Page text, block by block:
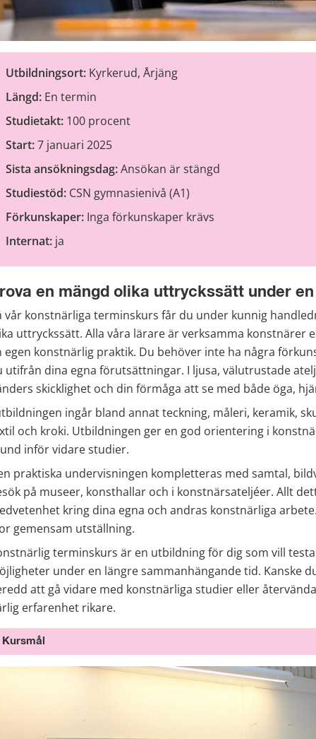
Utbildningsort: Kyrkerud, Årjäng
Längd: En termin
Studietakt: 100 procent
Start: 7 januari 2025
Sista ansökningsdag: Ansökan är stängd
Studiestöd: CSN gymnasienivå (A1)
Förkunskaper: Inga förkunskaper krävs
Internat: ja
en mängd olika uttryckssätt under
vår konstnärliga terminskurs får du under kunnig
uttryckssätt. Alla våra lärare är verksamma konstnärer
egen konstnärlig praktik. Du behöver inte ha några
utifrån dina egna förutsättningar. I ljusa, välutrustade
skicklighet och din förmåga att se med både öga,
ingår bland annat teckning, måleri, keramik,
och kroki. Utbildningen ger en god orientering i
inför vidare studier.
praktiska undervisningen kompletteras med samtal,
på museer, konsthallar och i konstnärsateljéer. Allt
kring dina egna och andras konstnärliga
gemensam utställning.
terminskurs är en utbildning för dig som vill
under en längre sammanhängande tid. Kanske
att gå vidare med konstnärliga studier eller
erfarenhet rikare.
Kursmål